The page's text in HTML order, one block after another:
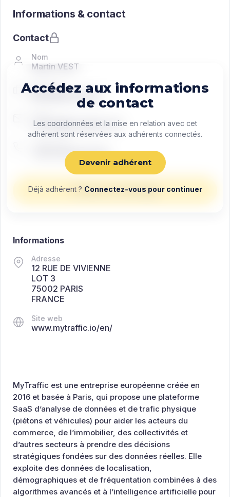
MyTraffic est une entreprise européenne créée en
2016 et basée à Paris, qui propose une plateforme
SaaS d’analyse de données et de trafic physique
(piétons et véhicules) pour aider les acteurs du
commerce, de l’immobilier, des collectivités et
d’autres secteurs à prendre des décisions
stratégiques fondées sur des données réelles. Elle
exploite des données de localisation,
démographiques et de fréquentation combinées à des
algorithmes avancés et à l’intelligence artificielle pour
Informations & contact
Contact
Nom
Martin VEST
Fonction
Managing director
contact@exemple.com
+33 0 00 00 00 00
Envoyer un message
Accédez aux informations
de contact
Les coordonnées et la mise en relation avec cet
adhérent sont réservées aux adhérents connectés.
Devenir adhérent
Déjà adhérent ? Connectez-vous pour continuer
Informations
Adresse
12 RUE DE VIVIENNE
LOT 3
75002 PARIS
FRANCE
Site web
www.mytraffic.io/en/